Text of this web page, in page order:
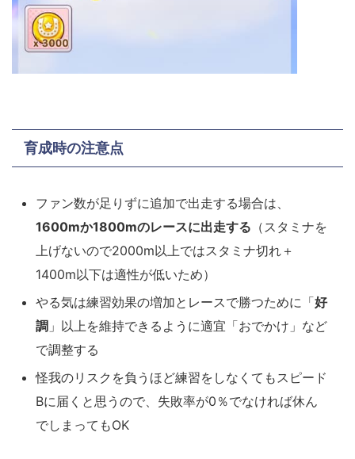
育成時の注意点
ファン数が足りずに追加で出走する場合は、
1600mか1800mのレースに出走する （スタミナを
上げないので2000m以上ではスタミナ切れ＋
1400m以下は適性が低いため）
やる気は練習効果の増加とレースで勝つために「好
調 」以上を維持できるように適宜「おでかけ」など
で調整する
怪我のリスクを負うほど練習をしなくてもスピード
Bに届くと思うので、失敗率が0％でなければ休ん
でしまってもOK